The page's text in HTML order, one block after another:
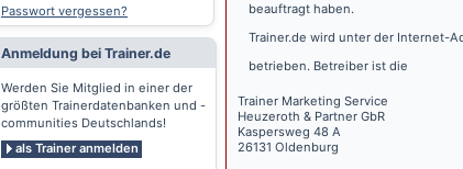
Passwort vergessen?
Anmeldung bei Trainer.de
Werden Sie Mitglied in einer der
größten Trainerdatenbanken und -
communities Deutschlands!
als Trainer anmelden
beauftragt haben.
Trainer.de wird unter der Internet-
betrieben. Betreiber ist die
Trainer Marketing Service
Heuzeroth & Partner GbR
Kaspersweg 48 A
26131 Oldenburg